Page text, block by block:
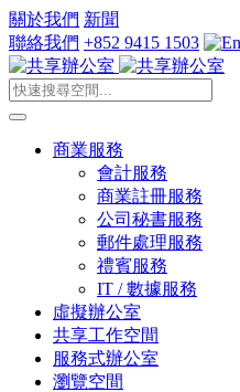
關於我們 新聞
聯絡我們 +852 9415 1503
商業服務
會計服務
商業註冊服務
公司秘書服務
郵件處理服務
禮賓服務
IT / 數據服務
虛擬辦公室
共享工作空間
服務式辦公室
瀏覽空間